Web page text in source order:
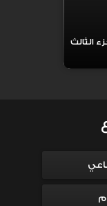
الثالث